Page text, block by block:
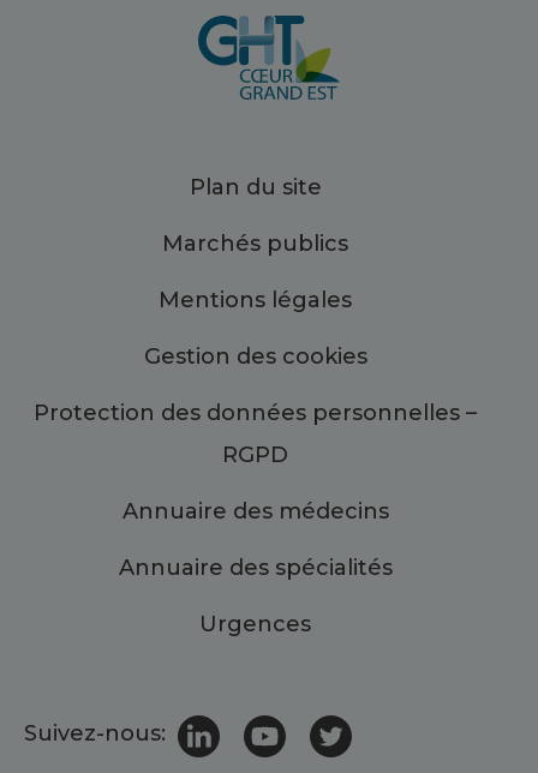
Plan du site
Marchés publics
Mentions légales
Gestion des cookies
Protection des données personnelles –
RGPD
Annuaire des médecins
Annuaire des spécialités
Urgences
Suivez-nous: